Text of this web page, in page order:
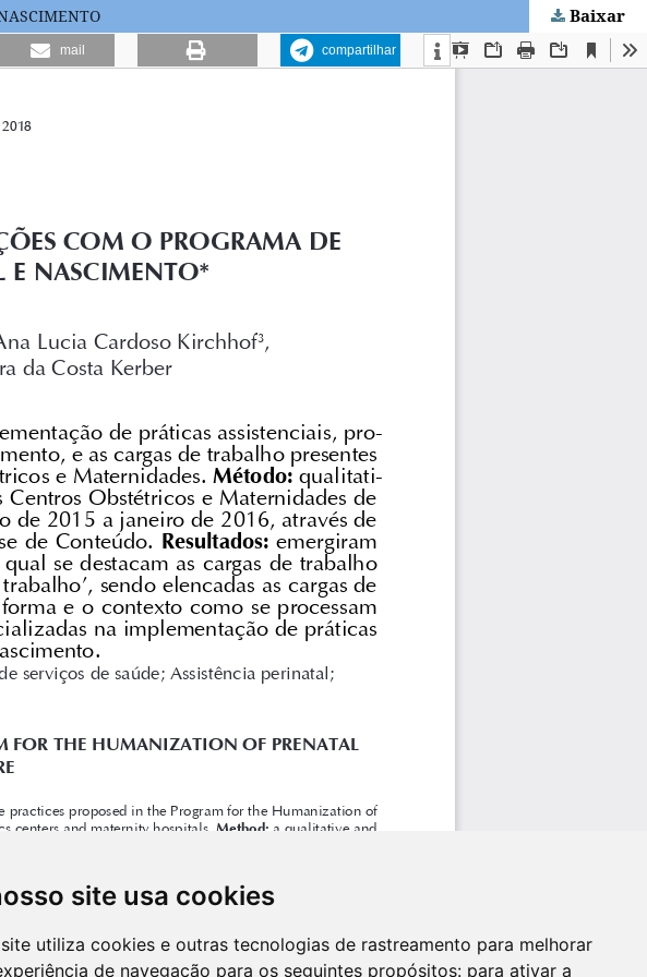
site usa cookies
utiliza cookies e outras tecnologias de rastreamento para melhorar
de navegação para os seguintes propósitos: para ativar a
Baixar
mail compartilhar